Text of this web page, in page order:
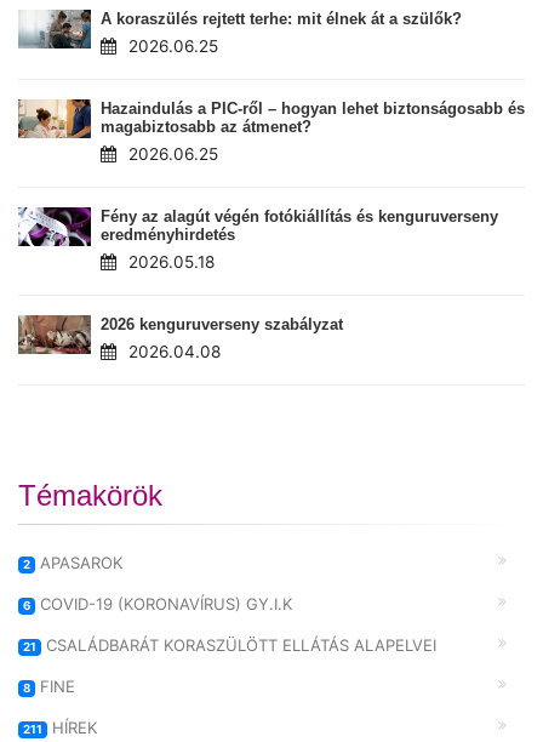
A koraszülés rejtett terhe: mit élnek át a szülők?
2026.06.25
Hazaindulás a PIC-ről – hogyan lehet biztonságosabb és
magabiztosabb az átmenet?
2026.06.25
Fény az alagút végén fotókiállítás és kenguruverseny
eredményhirdetés
2026.05.18
2026 kenguruverseny szabályzat
2026.04.08
Témakörök
2 APASAROK
6 COVID-19 (KORONAVÍRUS) GY.I.K
21 CSALÁDBARÁT KORASZÜLÖTT ELLÁTÁS ALAPELVEI
8 FINE
211 HÍREK